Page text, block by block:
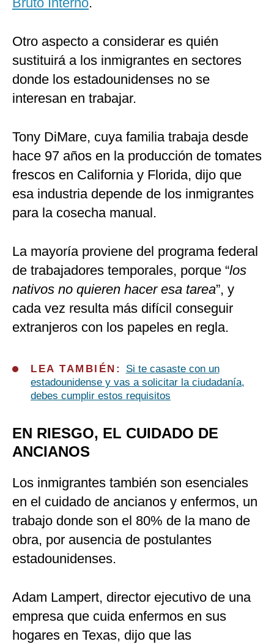
Otro aspecto a considerar es quién
sustituirá a los inmigrantes en sectores
donde los estadounidenses no se
interesan en trabajar.
Tony DiMare, cuya familia trabaja desde
hace 97 años en la producción de tomates
frescos en California y Florida, dijo que
esa industria depende de los inmigrantes
para la cosecha manual.
La mayoría proviene del programa federal
de trabajadores temporales, porque “los
nativos no quieren hacer esa tarea”, y
cada vez resulta más difícil conseguir
extranjeros con los papeles en regla.
LEA TAMBIÉN: Si te casaste con un
estadounidense y vas a solicitar la ciudadanía,
debes cumplir estos requisitos
EN RIESGO, EL CUIDADO DE
ANCIANOS
Los inmigrantes también son esenciales
en el cuidado de ancianos y enfermos, un
trabajo donde son el 80% de la mano de
obra, por ausencia de postulantes
estadounidenses.
Adam Lampert, director ejecutivo de una
empresa que cuida enfermos en sus
hogares en Texas, dijo que las